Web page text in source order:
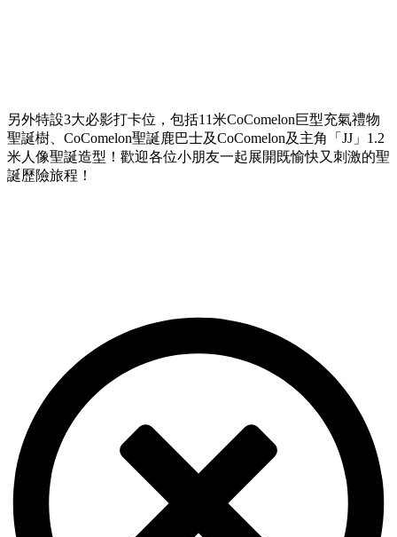
另外特設3大必影打卡位，包括11米CoComelon巨型充氣禮物
聖誕樹、CoComelon聖誕鹿巴士及CoComelon及主角「JJ」1.2
米人像聖誕造型！歡迎各位小朋友一起展開既愉快又刺激的聖
誕歷險旅程！